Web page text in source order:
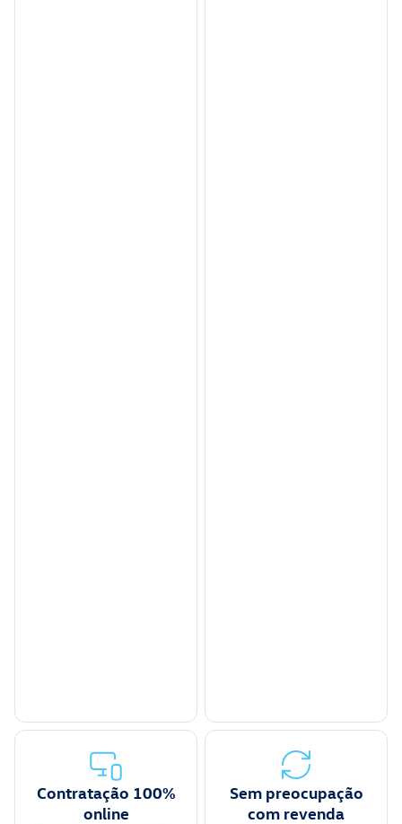
Contratação 100%
online
Sem preocupação
com revenda